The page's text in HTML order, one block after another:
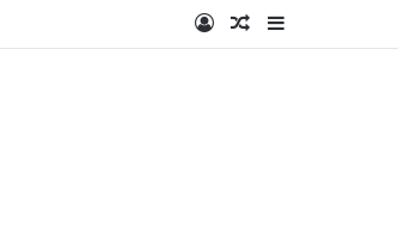
Log InRandom Article
Sidebar